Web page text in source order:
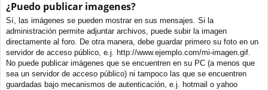
¿Puedo publicar imagenes?
Sí, las imágenes se pueden mostrar en sus mensajes. Si la
administración permite adjuntar archivos, puede subir la imagen
directamente al foro. De otra manera, debe guardar primero su foto en un
servidor de acceso público, e.j. http://www.ejemplo.com/mi-imagen.gif.
No puede publicar imágenes que se encuentren en su PC (a menos que
sea un servidor de acceso público) ni tampoco las que se encuentren
guardadas bajo mecanismos de autenticación, e.j. hotmail o yahoo